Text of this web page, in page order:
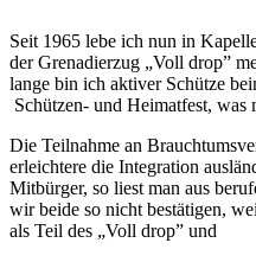
Seit 1965 lebe ich nun in
der Grenadierzug „Voll drop”
lange bin ich aktiver Schütze
Schützen- und Heimatfest,
Die Teilnahme an
erleichtere die Integration
Mitbürger, so liest man aus
wir beide so nicht bestätigen,
als Teil des „Voll drop” und